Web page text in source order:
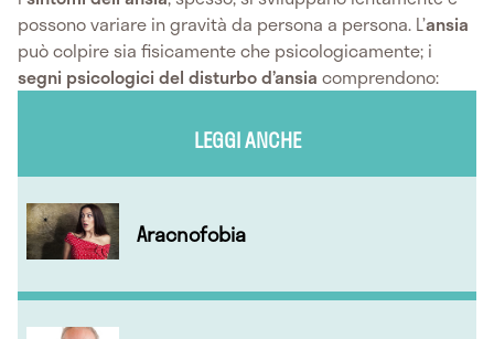
possono variare in gravità da persona a persona. L’ansia
può colpire sia fisicamente che psicologicamente; i
segni psicologici del disturbo d’ansia comprendono:
LEGGI ANCHE
Aracnofobia